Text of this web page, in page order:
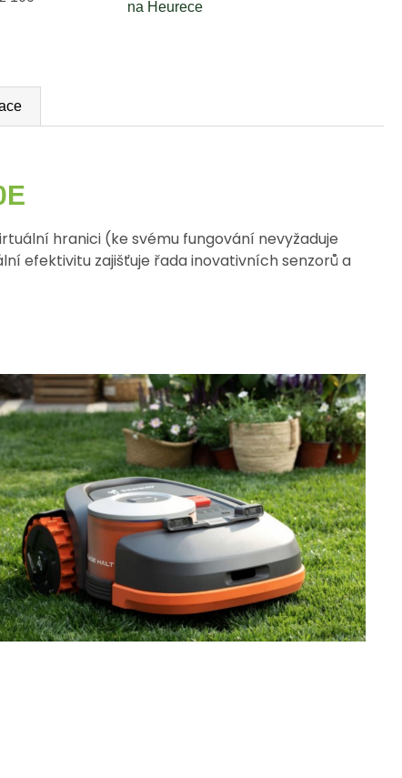
na Heurece
hranici (ke svému fungování nevyžaduje
efektivitu zajišťuje řada inovativních senzorů a